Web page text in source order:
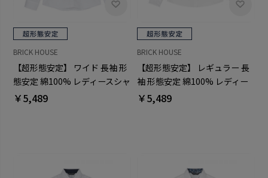
BRICK HOUSE
【超形態安定】 ワイド 長袖 形
態安定 綿100% レディースシャ
ツ
￥5,489
BRICK HOUSE
【超形態安定】 レギュラー 長
袖 形態安定 綿100% レディー
スシャツ
￥5,489